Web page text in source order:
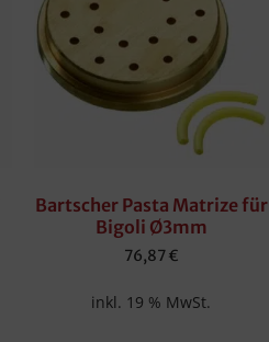
Bartscher Pasta Matrize für
Bigoli Ø3mm
76,87€
inkl. 19 % MwSt.